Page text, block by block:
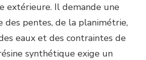
extérieure. Il demande une
des pentes, de la planimétrie,
eaux et des contraintes de
synthétique exige un